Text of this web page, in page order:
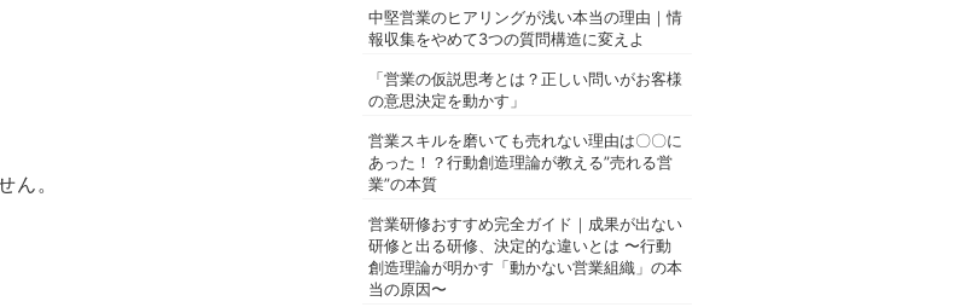
ん。
中堅営業のヒアリングが浅い本当の理由｜情
報収集をやめて3つの質問構造に変えよ
「営業の仮説思考とは？正しい問いがお客様
の意思決定を動かす」
営業スキルを磨いても売れない理由は〇〇に
あった！？行動創造理論が教える”売れる営
業”の本質
営業研修おすすめ完全ガイド｜成果が出ない
研修と出る研修、決定的な違いとは 〜行動
創造理論が明かす「動かない営業組織」の本
当の原因〜